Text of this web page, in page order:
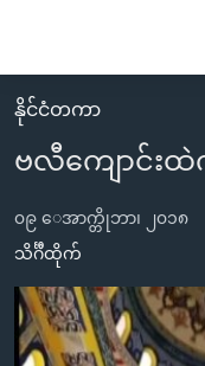
လွယ်ကူ
စေ
Link
ပင်မ
အကြောင်းအရာ
မူလစာမျက်နှာ
မြန်မာ
ကမ္ဘာ့သတင်းများ
နိုင်ငံတကာ
အမေရိကန်
တရုတ်
ဗွီဒီယို
သတင်းလွတ်လပ်ခွင့်
ရပ်ဝန်းတခု လမ်းတခု
နိုင်ငံတကာ
ဗလီကျောင်း
၀၉ ေအာက္တိုဘာ၊ ၂၀၁၈
သိင်္ဂီထိုက်